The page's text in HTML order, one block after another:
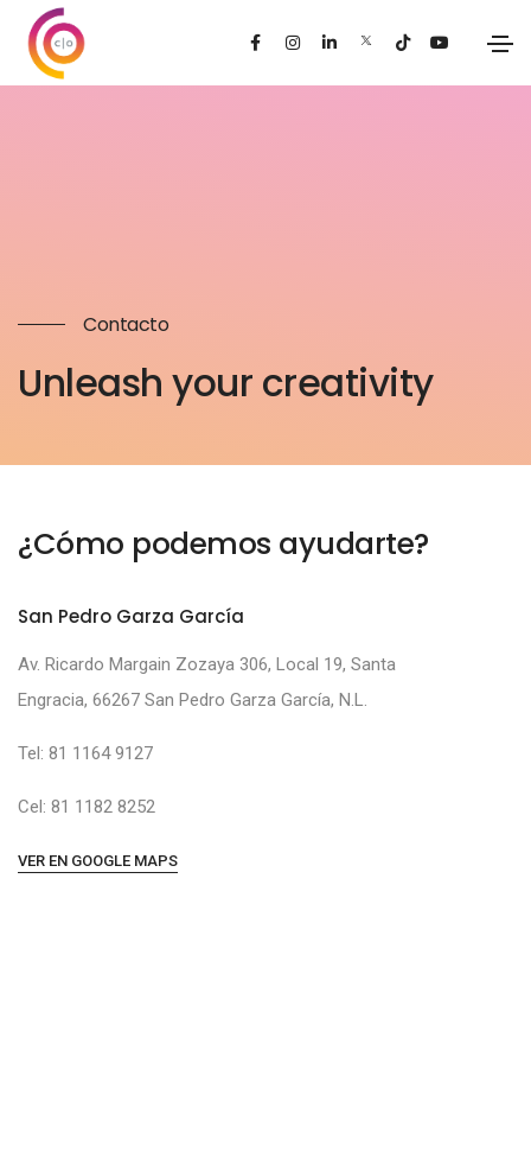
Contacto
Unleash your creativity
¿Cómo podemos ayudarte?
San Pedro Garza García
Av. Ricardo Margain Zozaya 306, Local 19, Santa
Engracia, 66267 San Pedro Garza García, N.L.
Tel: ‭81 1164 9127‬
Cel: ‭81 1182 8252
VER EN GOOGLE MAPS